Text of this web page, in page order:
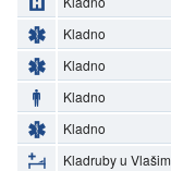
Kladno
Kladno
Kladno
Kladno
Kladruby u